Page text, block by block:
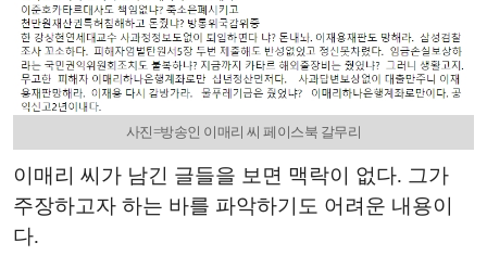
사진=방송인 이매리 씨 페이스북 갈무리
이매리 씨가 남긴 글들을 보면 맥락이 없다. 그가
주장하고자 하는 바를 파악하기도 어려운 내용이
다.